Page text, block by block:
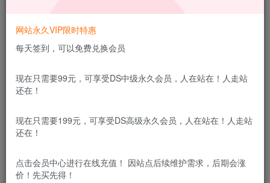
今天我就给大伙分享几个超实用的外贸工具，有了它们，工
外贸常用术语查询工具
题。这个外贸常用术语查询工具
网站永久VIP限时特惠
每天签到，可以免费兑换会员
现在只需要99元，可享受DS中级永久会员，人在站在！人走站
还在！
现在只需要199元，可享受DS高级永久会员，人在站在！人走站
还在！
点击会员中心进行在线充值！ 因站点后续维护需求，后期会涨
价！先买先得！